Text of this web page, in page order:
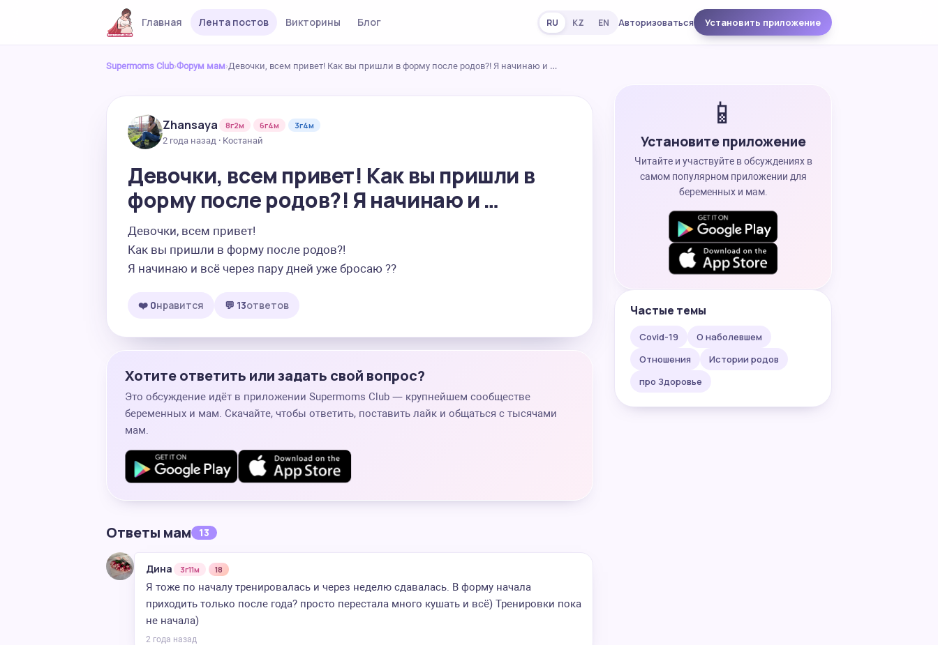
Главная Лента постов Викторины Блог RU KZ EN Авторизоваться Установить приложение
Supermoms Club›Форум мам›Девочки, всем привет! Как вы пришли в форму после родов?! Я начинаю и …
Zhansaya 8г2м 6г4м
3г4м
2 года назад · Костанай
Девочки, всем привет! Как вы пришли в
форму после родов?! Я начинаю и …
Девочки, всем привет!
Как вы пришли в форму после родов?!
Я начинаю и всё через пару дней уже бросаю ??
❤️ 0нравится 💬 13ответов
Хотите ответить или задать свой вопрос?
Это обсуждение идёт в приложении Supermoms Club — крупнейшем сообществе
беременных и мам. Скачайте, чтобы ответить, поставить лайк и общаться с тысячами
мам.
Ответы мам 13
Дина 3г11м 18
Я тоже по началу тренировалась и через неделю сдавалась. В форму начала
приходить только после года? просто перестала много кушать и всё) Тренировки пока
не начала)
2 года назад
📱
Установите приложение
Читайте и участвуйте в обсуждениях в
самом популярном приложении для
беременных и мам.
Частые темы
Covid-19
О наболевшем
Отношения
Истории родов
про Здоровье